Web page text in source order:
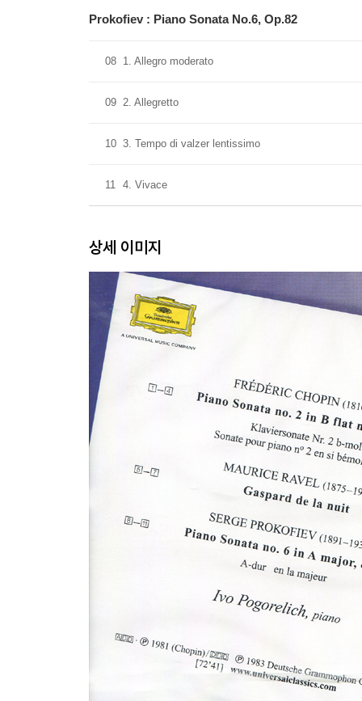
Prokofiev : Piano Sonata No.6, Op.82
08 1. Allegro moderato
09 2. Allegretto
10 3. Tempo di valzer lentissimo
11 4. Vivace
상세 이미지